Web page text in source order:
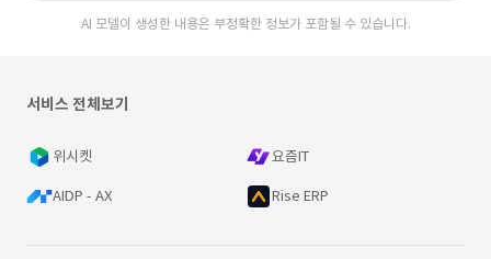
AI 모델이 생성한 내용은 부정확한 정보가 포함될 수 있습니다.
서비스 전체보기
위시켓 요즘IT
AIDP - AX Rise ERP